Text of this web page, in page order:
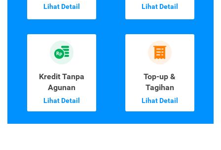
Lihat Detail Lihat Detail
Kredit Tanpa
Agunan
Lihat Detail
Top-up &
Tagihan
Lihat Detail